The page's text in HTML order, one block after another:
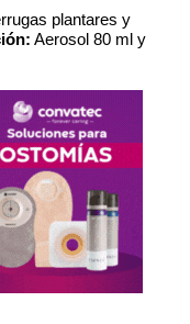
plantares y
Aerosol 80 ml y